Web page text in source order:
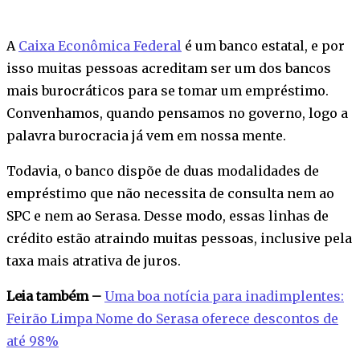
A Caixa Econômica Federal é um banco estatal, e por
isso muitas pessoas acreditam ser um dos bancos
mais burocráticos para se tomar um empréstimo.
Convenhamos, quando pensamos no governo, logo a
palavra burocracia já vem em nossa mente.
Todavia, o banco dispõe de duas modalidades de
empréstimo que não necessita de consulta nem ao
SPC e nem ao Serasa. Desse modo, essas linhas de
crédito estão atraindo muitas pessoas, inclusive pela
taxa mais atrativa de juros.
Leia também – Uma boa notícia para inadimplentes:
Feirão Limpa Nome do Serasa oferece descontos de
até 98%